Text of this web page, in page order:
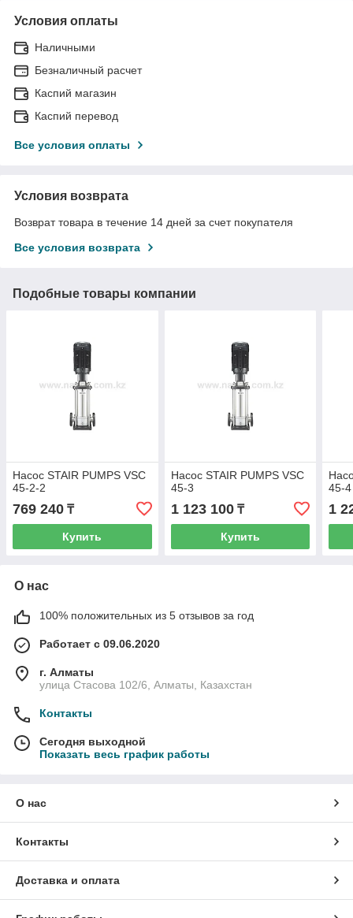
Условия оплаты
Наличными
Безналичный расчет
Каспий магазин
Каспий перевод
Все условия оплаты
Условия возврата
Возврат товара в течение 14 дней за счет покупателя
Все условия возврата
Подобные товары компании
Насос STAIR PUMPS VSC
45-2-2
769 240 ₸
Купить
Насос STAIR PUMPS VSC
45-3
1 123 100₸
Купить
45-4
1
О нас
100% положительных из 5 отзывов за год
Работает с 09.06.2020
г. Алматы
улица Стасова 102/6, Алматы, Казахстан
Контакты
Сегодня выходной
Показать весь график работы
О нас
Контакты
Доставка и оплата